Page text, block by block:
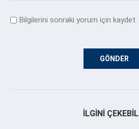
Bilgilerini sonraki yorum için kaydet.
İLGINI